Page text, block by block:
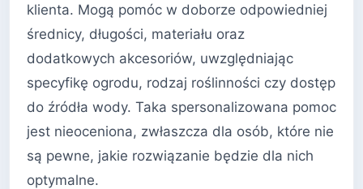
klienta. Mogą pomóc w doborze odpowiedniej
średnicy, długości, materiału oraz
dodatkowych akcesoriów, uwzględniając
specyfikę ogrodu, rodzaj roślinności czy dostęp
do źródła wody. Taka spersonalizowana pomoc
jest nieoceniona, zwłaszcza dla osób, które nie
są pewne, jakie rozwiązanie będzie dla nich
optymalne.